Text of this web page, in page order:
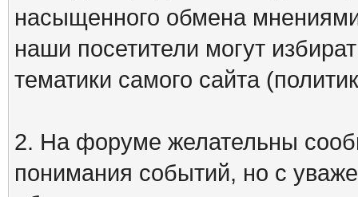
насыщенного обмена
наши посетители могут
тематики самого сайта
2. На форуме желательны
понимания событий, но с